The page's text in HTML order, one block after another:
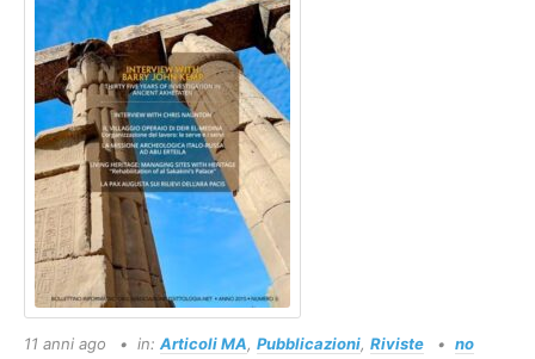
11 anni ago in: Articoli MA, Pubblicazioni, Riviste
no